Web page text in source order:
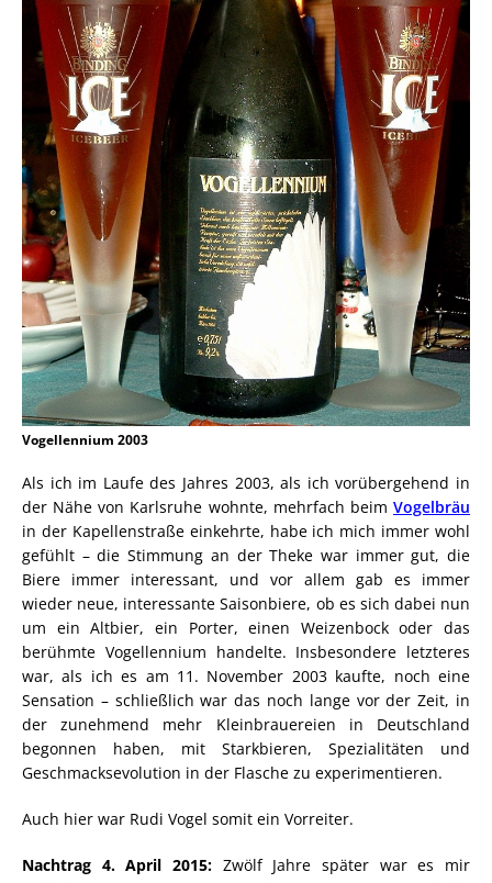
Vogellennium 2003
Als ich im Laufe des Jahres 2003, als ich vorübergehend in
der Nähe von Karlsruhe wohnte, mehrfach beim Vogelbräu
in der Kapellenstraße einkehrte, habe ich mich immer wohl
gefühlt – die Stimmung an der Theke war immer gut, die
Biere immer interessant, und vor allem gab es immer
wieder neue, interessante Saisonbiere, ob es sich dabei nun
um ein Altbier, ein Porter, einen Weizenbock oder das
berühmte Vogellennium handelte. Insbesondere letzteres
war, als ich es am 11. November 2003 kaufte, noch eine
Sensation – schließlich war das noch lange vor der Zeit, in
der zunehmend mehr Kleinbrauereien in Deutschland
begonnen haben, mit Starkbieren, Spezialitäten und
Geschmacksevolution in der Flasche zu experimentieren.
Auch hier war Rudi Vogel somit ein Vorreiter.
Nachtrag 4. April 2015: Zwölf Jahre später war es mir